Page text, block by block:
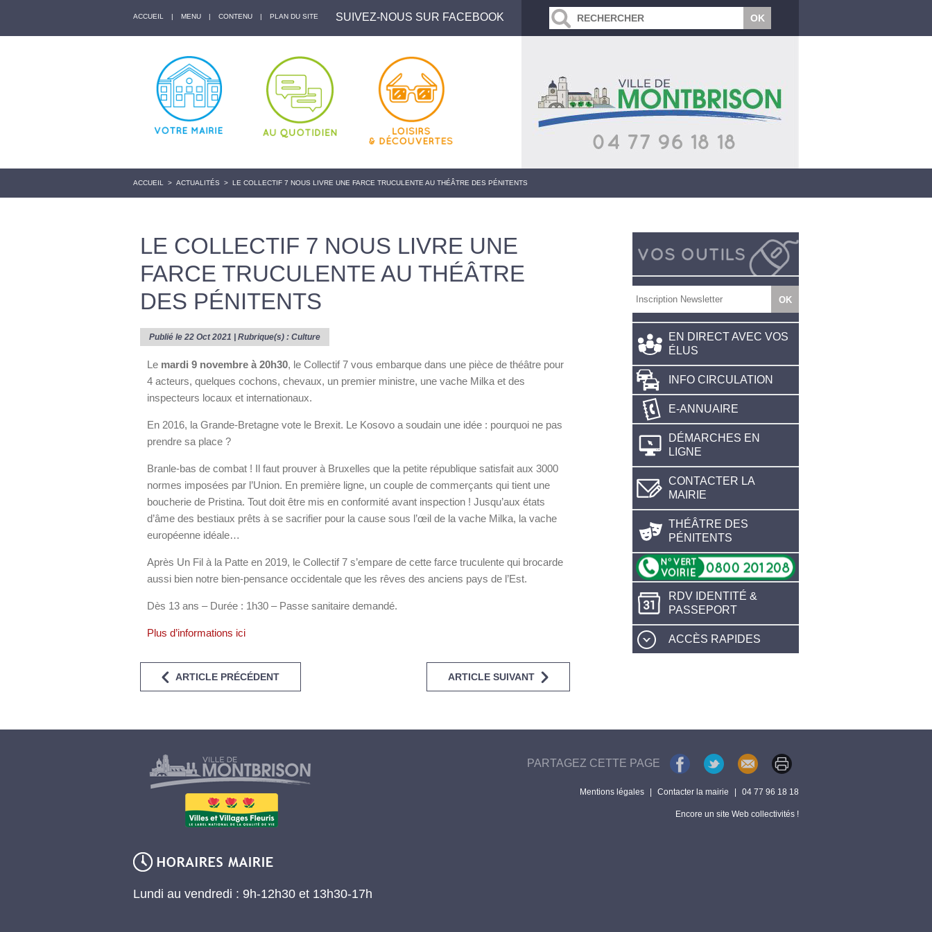
ACCUEIL | MENU | CONTENU | PLAN DU SITE SUIVEZ-NOUS SUR FACEBOOK
ACCUEIL > ACTUALITÉS > LE COLLECTIF 7 NOUS LIVRE UNE FARCE TRUCULENTE AU THÉÂTRE DES PÉNITENTS
LE COLLECTIF 7 NOUS LIVRE UNE
FARCE TRUCULENTE AU THÉÂTRE
DES PÉNITENTS
Publié le 22 Oct 2021 | Rubrique(s) : Culture
Le mardi 9 novembre à 20h30, le Collectif 7 vous embarque dans une pièce de théâtre pour
4 acteurs, quelques cochons, chevaux, un premier ministre, une vache Milka et des
inspecteurs locaux et internationaux.
En 2016, la Grande-Bretagne vote le Brexit. Le Kosovo a soudain une idée : pourquoi ne pas
prendre sa place ?
Branle-bas de combat ! Il faut prouver à Bruxelles que la petite république satisfait aux 3000
normes imposées par l’Union. En première ligne, un couple de commerçants qui tient une
boucherie de Pristina. Tout doit être mis en conformité avant inspection ! Jusqu’aux états
d’âme des bestiaux prêts à se sacrifier pour la cause sous l’œil de la vache Milka, la vache
européenne idéale…
Après Un Fil à la Patte en 2019, le Collectif 7 s’empare de cette farce truculente qui brocarde
aussi bien notre bien-pensance occidentale que les rêves des anciens pays de l’Est.
Dès 13 ans – Durée : 1h30 – Passe sanitaire demandé.
Plus d’informations ici
ARTICLE PRÉCÉDENT ARTICLE SUIVANT
EN DIRECT AVEC VOS
ÉLUS
INFO CIRCULATION
E-ANNUAIRE
DÉMARCHES EN
LIGNE
CONTACTER LA
MAIRIE
THÉÂTRE DES
PÉNITENTS
RDV IDENTITÉ &
PASSEPORT
ACCÈS RAPIDES
Lundi au vendredi : 9h-12h30 et 13h30-17h
PARTAGEZ CETTE PAGE
Mentions légales Contacter la mairie 04 77 96 18 18
Encore un site Web collectivités !